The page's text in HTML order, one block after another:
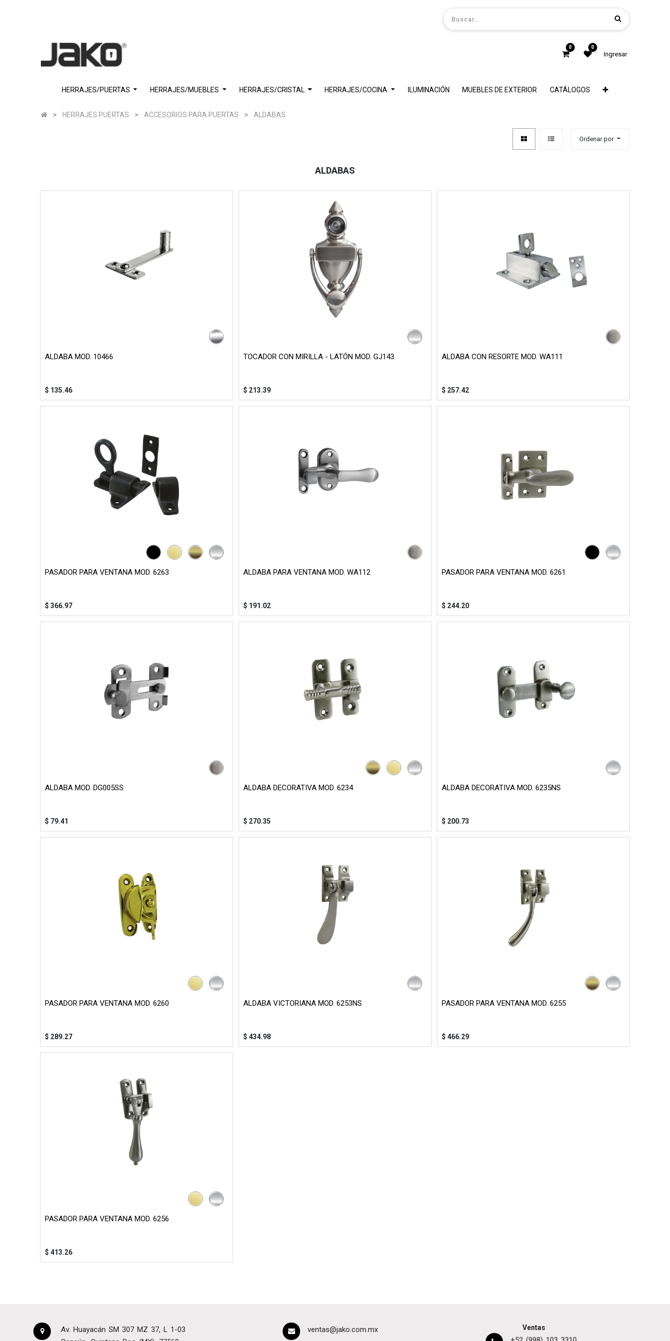
0 0
Ingresar
HERRAJES/PUERTAS HERRAJES/MUEBLES HERRAJES/CRISTAL HERRAJES/COCINA ILUMINACIÓN MUEBLES DE EXTERIOR CATÁLOGOS
HERRAJES PUERTAS ACCESORIOS PARA PUERTAS ALDABAS
Ordenar por
ALDABAS
ALDABA MOD. 10466
$ 135.46
TOCADOR CON MIRILLA - LATÓN MOD. GJ143
$ 213.39
ALDABA CON RESORTE MOD. WA111
$ 257.42
PASADOR PARA VENTANA MOD. 6263
$ 366.97
ALDABA PARA VENTANA MOD. WA112
$ 191.02
PASADOR PARA VENTANA MOD. 6261
$ 244.20
ALDABA MOD. DG005SS
$ 79.41
ALDABA DECORATIVA MOD. 6234
$ 270.35
ALDABA DECORATIVA MOD. 6235NS
$ 200.73
PASADOR PARA VENTANA MOD. 6260
$ 289.27
ALDABA VICTORIANA MOD. 6253NS
$ 434.98
PASADOR PARA VENTANA MOD. 6255
$ 466.29
PASADOR PARA VENTANA MOD. 6256
$ 413.26
Av. Huayacán SM 307 MZ 37, L 1-03
ventas@jako.com.mx Ventas